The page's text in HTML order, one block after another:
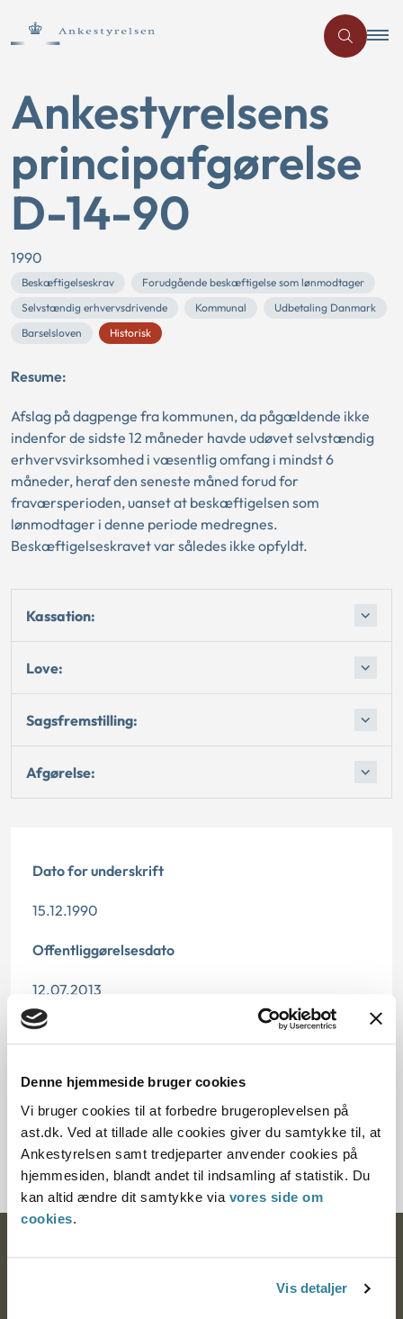
Denne hjemmeside bruger cookies
Vi bruger cookies til at forbedre brugeroplevelsen på
ast.dk. Ved at tillade alle cookies giver du samtykke til, at
Ankestyrelsen samt tredjeparter anvender cookies på
hjemmesiden, blandt andet til indsamling af statistik. Du
kan altid ændre dit samtykke via vores side om
cookies.
Vis detaljer
Ankestyrelsens
principafgørelse
D-14-90
1990
Beskæftigelseskrav
Forudgående beskæftigelse som lønmodtager
Selvstændig erhvervsdrivende
Kommunal
Udbetaling Danmark
Barselsloven
Historisk
Resume:
Afslag på dagpenge fra kommunen, da pågældende ikke
indenfor de sidste 12 måneder havde udøvet selvstændig
erhvervsvirksomhed i væsentlig omfang i mindst 6
måneder, heraf den seneste måned forud for
fraværsperioden, uanset at beskæftigelsen som
lønmodtager i denne periode medregnes.
Beskæftigelseskravet var således ikke opfyldt.
Kassation:
Love:
Sagsfremstilling:
Afgørelse:
Dato for underskrift
15.12.1990
Offentliggørelsesdato
12.07.2013
Paragraf
Journalnummer
272-8290
Ankestyrelsen